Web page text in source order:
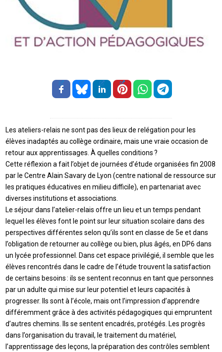
Les ateliers-relais ne sont pas des lieux de relégation pour les
élèves inadaptés au collège ordinaire, mais une vraie occasion de
retour aux apprentissages. À quelles conditions ?
Cette réflexion a fait l’objet de journées d’étude organisées fin 2008
par le Centre Alain Savary de Lyon (centre national de ressource sur
les pratiques éducatives en milieu difficile), en partenariat avec
diverses institutions et associations.
Le séjour dans l’atelier-relais offre un lieu et un temps pendant
lequel les élèves font le point sur leur situation scolaire dans des
perspectives différentes selon qu’ils sont en classe de 5e et dans
l’obligation de retourner au collège ou bien, plus âgés, en DP6 dans
un lycée professionnel. Dans cet espace privilégié, il semble que les
élèves rencontrés dans le cadre de l’étude trouvent la satisfaction
de certains besoins : ils se sentent reconnus en tant que personnes
par un adulte qui mise sur leur potentiel et leurs capacités à
progresser. Ils sont à l’école, mais ont l’impression d’apprendre
différemment grâce à des activités pédagogiques qui empruntent
d’autres chemins. Ils se sentent encadrés, protégés. Les progrès
dans l’organisation du travail, le traitement du matériel,
l’apprentissage des leçons, la préparation des contrôles semblent